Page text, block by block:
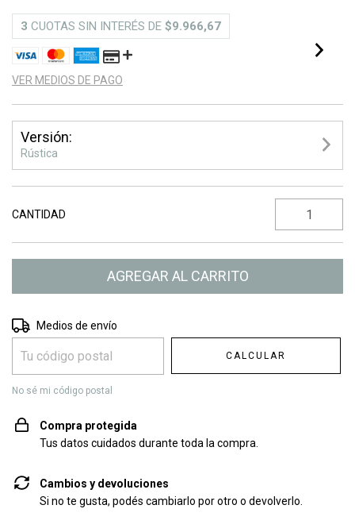
3 CUOTAS SIN INTERÉS DE $9.966,67
VER MEDIOS DE PAGO
Versión:
Rústica
CANTIDAD
Entregas para el CP:
Medios de envío
CALCULAR
No sé mi código postal
Compra protegida
Tus datos cuidados durante toda la compra.
Cambios y devoluciones
Si no te gusta, podés cambiarlo por otro o devolverlo.